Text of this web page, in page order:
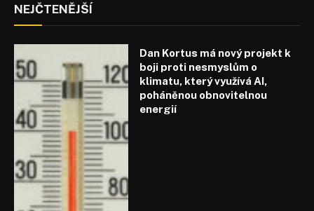
NEJČTENĚJŠÍ
Dan Kortus má nový projekt k
boji proti nesmyslům o
klimatu, který využívá AI,
poháněnou obnovitelnou
energií